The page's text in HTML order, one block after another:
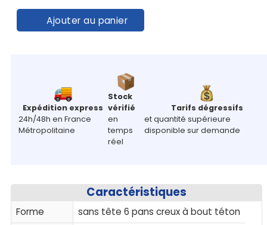
Ajouter au panier
Expédition express
24h/48h en France
Métropolitaine
Stock
vérifié
en
temps
réel
Tarifs dégressifs
et quantité supérieure
disponible sur demande
Caractéristiques
Forme
sans tête 6 pans creux à bout téton